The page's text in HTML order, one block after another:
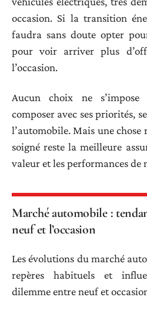
occasion. Si la transition
faudra sans doute opter
pour voir arriver plus
l’occasion.
Aucun choix ne
composer avec ses priorités,
l’automobile. Mais une chose
soigné reste la meilleure
valeur et les performances de
Marché automobile :
neuf et l’occasion
Les évolutions du marché
repères habituels et
dilemme entre neuf et